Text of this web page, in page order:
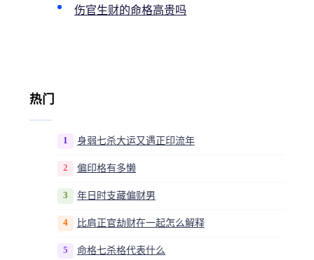
伤官生财的命格高贵吗
热门
1 身弱七杀大运又遇正印流年
2 偏印格有多懒
3 年日时支藏偏财男
4 比肩正官劫财在一起怎么解释
5 命格七杀格代表什么